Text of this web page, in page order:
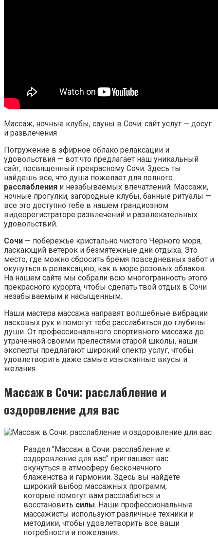
Массаж, ночные клубы, сауны в Сочи: сайт услуг — досуг
и развлечения
Погружение в эфирное облако релаксации и
удовольствия — вот что предлагает наш уникальный
сайт, посвященный прекрасному Сочи. Здесь ты
найдешь все, что душа пожелает для полного
расслабления и незабываемых впечатлений. Массажи,
ночные прогулки, загородные клубы, банные ритуалы —
все это доступно тебе в нашем грандиозном
видеорегистраторе развлечений и развлекательных
удовольствий.
Сочи — побережье кристально чистого Черного моря,
ласкающий ветерок и безмятежные дни отдыха. Это
место, где можно сбросить бремя повседневных забот и
окунуться в релаксацию, как в море розовых облаков.
На нашем сайте мы собрали всю многогранность этого
прекрасного курорта, чтобы сделать твой отдых в Сочи
незабываемым и насыщенным.
Наши мастера массажа направят волшебные вибрации
ласковых рук и помогут тебе расслабиться до глубины
души. От профессионального спортивного массажа до
утраченной своими прелестями старой школы, наши
эксперты предлагают широкий спектр услуг, чтобы
удовлетворить даже самые изысканные вкусы и
желания.
Массаж в Сочи: расслабление и
оздоровление для вас
Раздел "Массаж в Сочи: расслабление и
оздоровление для вас" приглашает вас
окунуться в атмосферу бесконечного
блаженства и гармонии. Здесь вы найдете
широкий выбор массажных программ,
которые помогут вам расслабиться и
восстановить силы. Наши профессиональные
массажисты используют различные техники и
методики, чтобы удовлетворить все ваши
потребности и пожелания.